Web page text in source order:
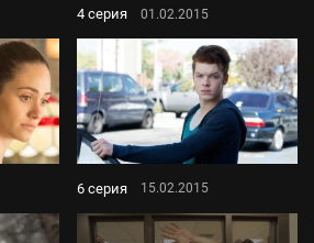
4 серия 01.02.2015
6 серия 15.02.2015